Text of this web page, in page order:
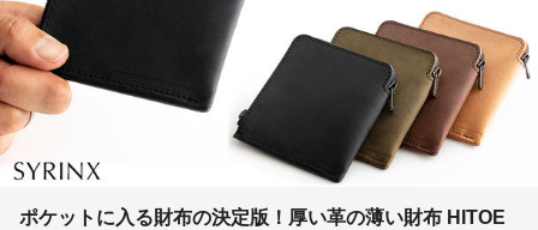
ポケットに入る財布の決定版！厚い革の薄い財布 HITOE